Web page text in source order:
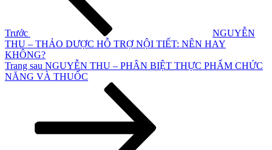
Trước
NGUYỄN
THU – THẢO DƯỢC HỖ TRỢ NỘI TIẾT: NÊN HAY
KHÔNG?
Bài
tiếp
Trang sau NGUYỄN THU – PHÂN BIỆT THỰC PHẨM CHỨC
NĂNG VÀ THUỐC